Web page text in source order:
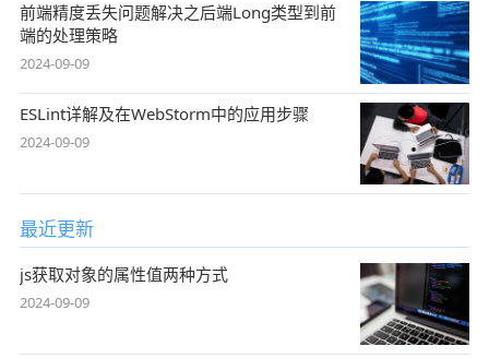
前端精度丢失问题解决之后端Long类型到前
端的处理策略
2024-09-09
ESLint详解及在WebStorm中的应用步骤
2024-09-09
最近更新
js获取对象的属性值两种方式
2024-09-09